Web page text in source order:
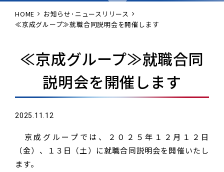
HOME
お知らせ･ニュースリリース
≪京成グループ≫就職合同説明会を開催します
≪京成グループ≫就職合同
説明会を開催します
2025.11.12
京成グループでは、２０２５年１２月１２日
（金）、１３日（土）に就職合同説明会を開催いたし
ます。